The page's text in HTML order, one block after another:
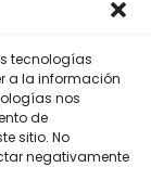
tecnologías
a la información
nos
de
sitio. No
negativamente
reservados.